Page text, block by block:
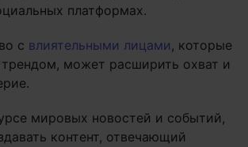
платформах.
с влиятельными лицами , которые
может расширить охват и
мировых новостей и событий,
контент, отвечающий